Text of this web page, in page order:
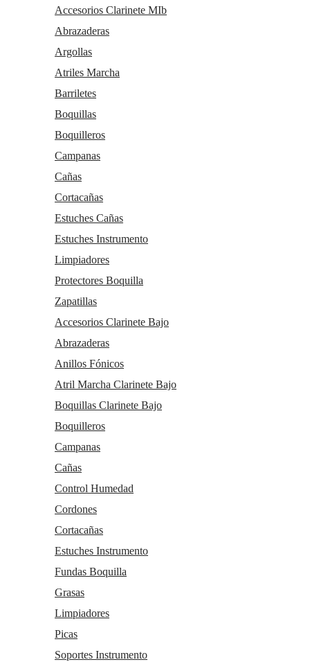
Accesorios Clarinete MIb
Abrazaderas
Argollas
Atriles Marcha
Barriletes
Boquillas
Boquilleros
Campanas
Cañas
Cortacañas
Estuches Cañas
Estuches Instrumento
Limpiadores
Protectores Boquilla
Zapatillas
Accesorios Clarinete Bajo
Abrazaderas
Anillos Fónicos
Atril Marcha Clarinete Bajo
Boquillas Clarinete Bajo
Boquilleros
Campanas
Cañas
Control Humedad
Cordones
Cortacañas
Estuches Instrumento
Fundas Boquilla
Grasas
Limpiadores
Picas
Soportes Instrumento